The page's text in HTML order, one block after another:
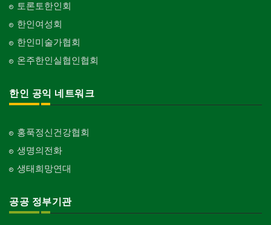
토론토한인회
한인여성회
한인미술가협회
온주한인실협인협회
한인 공익 네트워크
홍푹정신건강협회
생명의전화
생태희망연대
공공 정부기관